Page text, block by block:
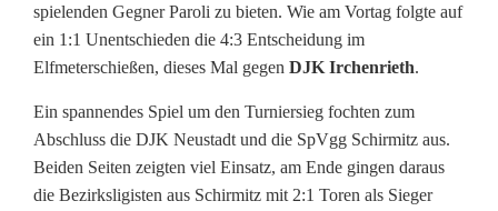
C
u
p
spielenden Gegner Paroli zu bieten. Wie am Vortag folgte auf
ein 1:1 Unentschieden die 4:3 Entscheidung im
Elfmeterschießen, dieses Mal gegen DJK Irchenrieth.
Ein spannendes Spiel um den Turniersieg fochten zum
Abschluss die DJK Neustadt und die SpVgg Schirmitz aus.
Beiden Seiten zeigten viel Einsatz, am Ende gingen daraus
die Bezirksligisten aus Schirmitz mit 2:1 Toren als Sieger